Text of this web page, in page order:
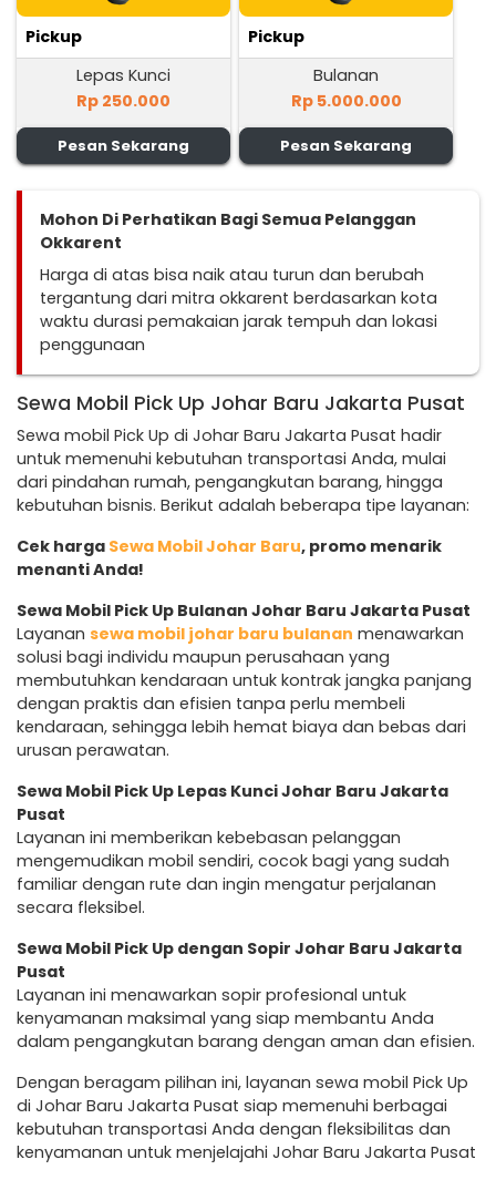
Pickup
Lepas Kunci
Rp 250.000
Pesan Sekarang
Pickup
Bulanan
Rp 5.000.000
Pesan Sekarang
Mohon Di Perhatikan Bagi Semua Pelanggan
Okkarent
Harga di atas bisa naik atau turun dan berubah
tergantung dari mitra okkarent berdasarkan kota
waktu durasi pemakaian jarak tempuh dan lokasi
penggunaan
Sewa Mobil Pick Up Johar Baru Jakarta Pusat
Sewa mobil Pick Up di Johar Baru Jakarta Pusat hadir
untuk memenuhi kebutuhan transportasi Anda, mulai
dari pindahan rumah, pengangkutan barang, hingga
kebutuhan bisnis. Berikut adalah beberapa tipe layanan:
Cek harga Sewa Mobil Johar Baru, promo menarik
menanti Anda!
Sewa Mobil Pick Up Bulanan Johar Baru Jakarta Pusat
Layanan sewa mobil johar baru bulanan menawarkan
solusi bagi individu maupun perusahaan yang
membutuhkan kendaraan untuk kontrak jangka panjang
dengan praktis dan efisien tanpa perlu membeli
kendaraan, sehingga lebih hemat biaya dan bebas dari
urusan perawatan.
Sewa Mobil Pick Up Lepas Kunci Johar Baru Jakarta
Pusat
Layanan ini memberikan kebebasan pelanggan
mengemudikan mobil sendiri, cocok bagi yang sudah
familiar dengan rute dan ingin mengatur perjalanan
secara fleksibel.
Sewa Mobil Pick Up dengan Sopir Johar Baru Jakarta
Pusat
Layanan ini menawarkan sopir profesional untuk
kenyamanan maksimal yang siap membantu Anda
dalam pengangkutan barang dengan aman dan efisien.
Dengan beragam pilihan ini, layanan sewa mobil Pick Up
di Johar Baru Jakarta Pusat siap memenuhi berbagai
kebutuhan transportasi Anda dengan fleksibilitas dan
kenyamanan untuk menjelajahi Johar Baru Jakarta Pusat